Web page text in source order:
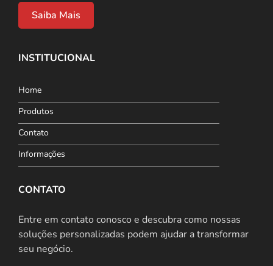
Saiba Mais
INSTITUCIONAL
Home
Produtos
Contato
Informações
CONTATO
Entre em contato conosco e descubra como nossas
soluções personalizadas podem ajudar a transformar
seu negócio.